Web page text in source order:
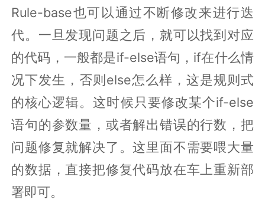
Rule-base也可以通过不断修改来进行迭
代。一旦发现问题之后，就可以找到对应
的代码，一般都是if-else语句，if在什么情
况下发生，否则else怎么样，这是规则式
的核心逻辑。这时候只要修改某个if-else
语句的参数量，或者解出错误的行数，把
问题修复就解决了。这里面不需要喂大量
的数据，直接把修复代码放在车上重新部
署即可。